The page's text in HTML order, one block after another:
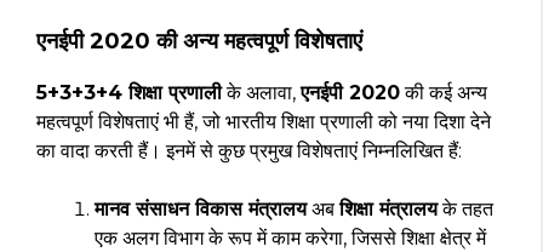
एनईपी 2020 की अन्य महत्वपूर्ण विशेषताएं
5+3+3+4 शिक्षा प्रणालीके अलावा,एनईपी 2020की कई अन्य
महत्वपूर्ण विशेषताएं भी हैं, जो भारतीय शिक्षा प्रणाली को नया दिशा देने
का वादा करती हैं। इनमें से कुछ प्रमुख विशेषताएं निम्नलिखित हैं:
मानव संसाधन विकास मंत्रालयअबशिक्षा मंत्रालयके तहत
एक अलग विभाग के रूप में काम करेगा, जिससे शिक्षा क्षेत्र में